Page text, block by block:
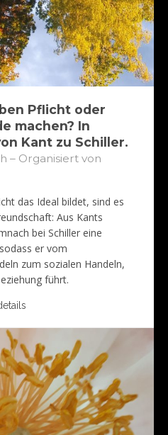
Pflicht oder
machen? In
Kant zu Schiller.
– Organisiert von
das Ideal bildet, sind es
Aus Kants
bei Schiller eine
er vom
zum sozialen Handeln,
führt.